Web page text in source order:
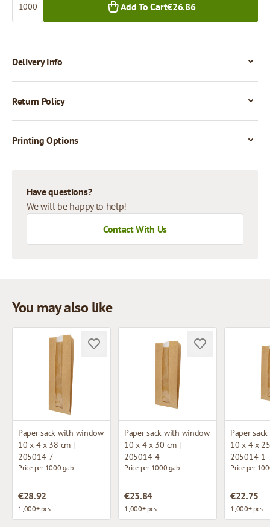
Add To Cart€26.86
Delivery Info
Return Policy
Printing Options
Have questions?
We will be happy to help!
Contact With Us
You may also like
Paper sack with window
10 x 4 x 38 cm |
205014-7
Price per 1000 gab.
€28.92
1,000+ pcs.
Paper sack with window
10 x 4 x 30 cm |
205014-4
Price per 1000 gab.
€23.84
1,000+ pcs.
Paper
10 x 4 x
205014-1
Price per
€22.75
1,000+ pcs.